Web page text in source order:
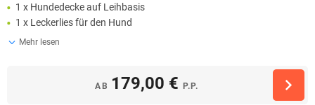
1 x Hundedecke auf Leihbasis
1 x Leckerlies für den Hund
Mehr lesen
AB 179,00 € P.P.